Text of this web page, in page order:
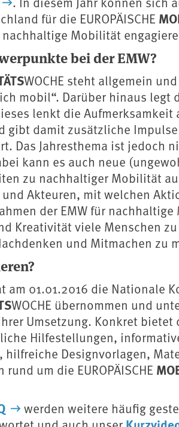
für die EUROPÄISCHE
Mobilität
bei der EMW?
WOCHE steht allgemein
mobil“. Darüber hinaus legt
lenkt die
gibt damit zusätzliche
Das Jahresthema ist jedoch
kann es auch neue
zu nachhaltiger Mobilität
Akteuren, mit welchen
der EMW für
Kreativität viele Menschen
und Mitmachen zu
am 01.01.2016 die Nationale
WOCHE übernommen und
Umsetzung. Konkret bietet
Hilfestellungen,
hilfreiche Designvorlagen,
um die EUROPÄISCHE
werden weitere häufig